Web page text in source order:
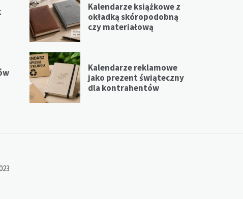
Kalendarze książkowe z
okładką skóropodobną
czy materiałową
Kalendarze reklamowe
jako prezent świąteczny
dla kontrahentów